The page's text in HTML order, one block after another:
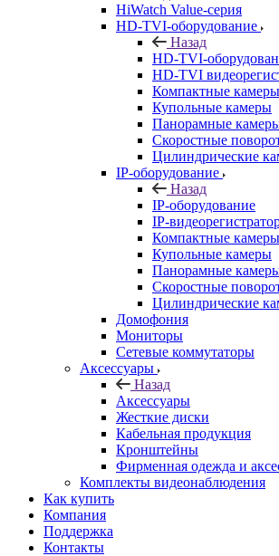
HiWatch Value-серия
HD-TVI-оборудование
Назад
HD-TVI-
HD-TVI
Компактные камеры
Купольные камеры
Панорамные
Скоростные
Цилиндрические
IP-оборудование
Назад
IP-оборудование
IP-
Компактные камеры
Купольные камеры
Панорамные
Скоростные
Цилиндрические
Домофония
Мониторы
Сетевые коммутаторы
Аксессуары
Назад
Аксессуары
Жесткие диски
Кабельная продукция
Кронштейны
Фирменная одежда и
Комплекты видеонаблюдения
Как купить
Компания
Поддержка
Контакты